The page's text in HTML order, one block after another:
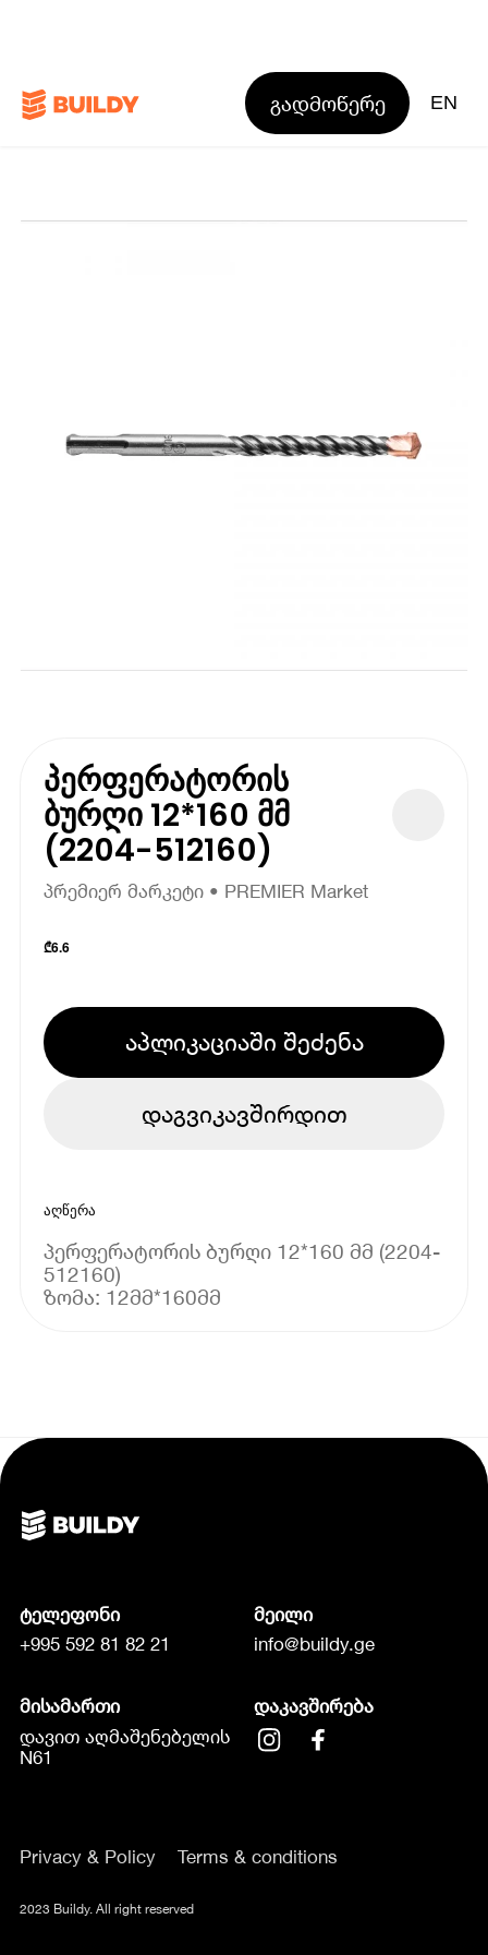
გადმოწერე EN
პერფერატორის
ბურღი 12*160 მმ
(2204-512160)
პრემიერ მარკეტი • PREMIER Market
₾6.6
აპლიკაციაში შეძენა
დაგვიკავშირდით
აღწერა
პერფერატორის ბურღი 12*160 მმ (2204-
512160)
ზომა: 12მმ*160მმ
ტელეფონი
+995 592 81 82 21
მეილი
info@buildy.ge
მისამართი
დავით აღმაშენებელის
N61
დაკავშირება
Privacy & Policy Terms & conditions
2023 Buildy. All right reserved